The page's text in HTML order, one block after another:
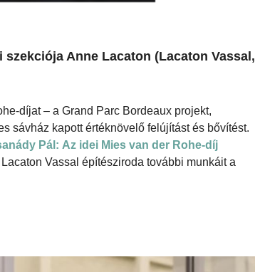
Anne Lacaton (Lacaton Vassal,
díjat – a Grand Parc Bordeaux projekt,
sávház kapott értéknövelő felújítást és bővítést.
Pál: Az idei Mies van der Rohe-díj
Vassal építésziroda további munkáit a